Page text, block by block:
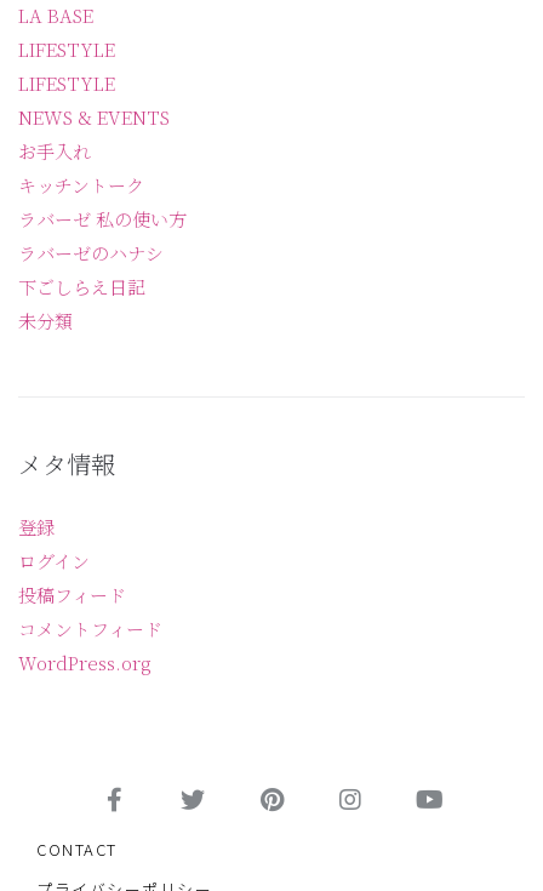
LA BASE
LIFESTYLE
LIFESTYLE
NEWS & EVENTS
お手入れ
キッチントーク
ラバーゼ 私の使い方
ラバーゼのハナシ
下ごしらえ日記
未分類
メタ情報
登録
ログイン
投稿フィード
コメントフィード
WordPress.org
CONTACT